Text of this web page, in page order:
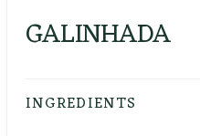
GALINHADA
INGREDIENTS